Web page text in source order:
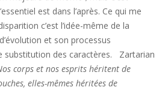
est dans l’après. Ce qui me
c’est l’idée-même de la
et son processus
substitution des caractères. Zartarian
corps et nos esprits héritent de
elles-mêmes héritées de